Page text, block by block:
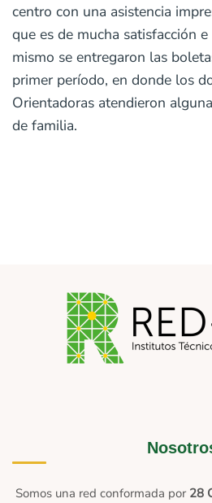
centro con una asistencia
que es de mucha satisfacción
mismo se entregaron las
primer período, en donde los
Orientadoras atendieron
de familia.
Somos una red conformada por 28